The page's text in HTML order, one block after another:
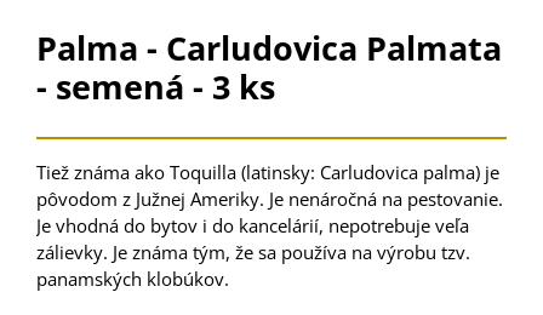
Palma - Carludovica Palmata
- semená - 3 ks
Tiež známa ako Toquilla (latinsky: Carludovica palma) je
pôvodom z Južnej Ameriky. Je nenáročná na pestovanie.
Je vhodná do bytov i do kancelárií, nepotrebuje veľa
zálievky. Je známa tým, že sa používa na výrobu tzv.
panamských klobúkov.